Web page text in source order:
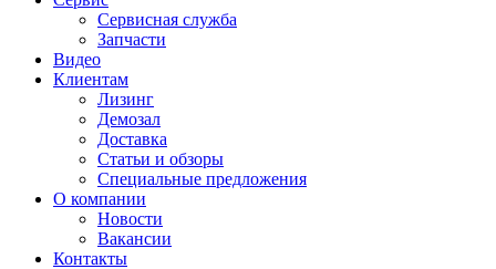
Сервисная служба
Запчасти
Видео
Клиентам
Лизинг
Демозал
Доставка
Статьи и обзоры
Специальные предложения
О компании
Новости
Вакансии
Контакты